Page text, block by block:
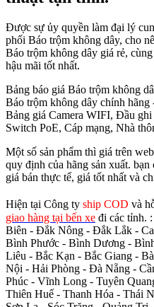
Được sự ủy quyền làm đại lý
phối Báo trộm không dây, cho
Báo trộm không dây giá rẻ,
hậu mãi tốt nhất.
Bảng báo giá Báo trộm không
Báo trộm không dây chính
Bảng giá Camera WIFI, Đầu ghi
Switch PoE, Cáp mạng, Nhà
Một số sản phẩm thì giá trên
quy định của hãng sản xuất.
giá bán thực tế, giá tốt nhất và
Hiện tại Công ty ship COD và
giao hàng tại bến xe đi các tỉnh.
Biên - Đắk Nông - Đắk Lắk -
Bình Phước - Bình Dương -
Liêu - Bắc Kạn - Bắc Giang -
Nội - Hải Phòng - Đà Nẵng -
Phúc - Vĩnh Long - Tuyên
Thiên Huế - Thanh Hóa - Thái